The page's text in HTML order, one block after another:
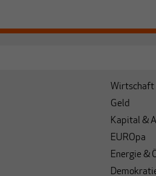
Wirtschaft
Geld
Kapital &
EUROpa
Energie &